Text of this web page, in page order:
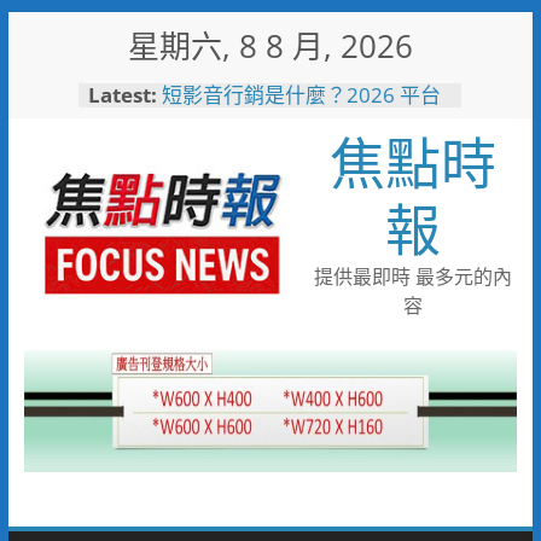
星期六, 8 8 月, 2026
Latest: 中正地下道排水溝夜間清淤 水
短影音行銷是什麼？2026 平台
比較、優缺點與電商變現全攻略
日本花藝大師梅垣稔抵台交流
「花見日和」展現台日花藝文化
魅力 8月8日精彩展演登場
彰化縣長參選人魏平政彰化造
勢 喊福利超越六都承接王惠美
4輛高規格救護車 首配全自動
電動擔架床
焦點時
報
提供最即時 最多元的內
容